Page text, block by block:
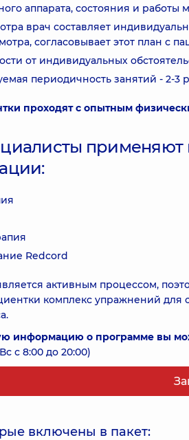
аппарата, состояния и
врач составляет
согласовывает этот план с
от индивидуальных
периодичность занятий - 2-3
проходят с опытным
Redcord
активным процессом,
комплекс упражнений для
информацию о программе вы
с 8:00 до 20:00)
включены в пакет: